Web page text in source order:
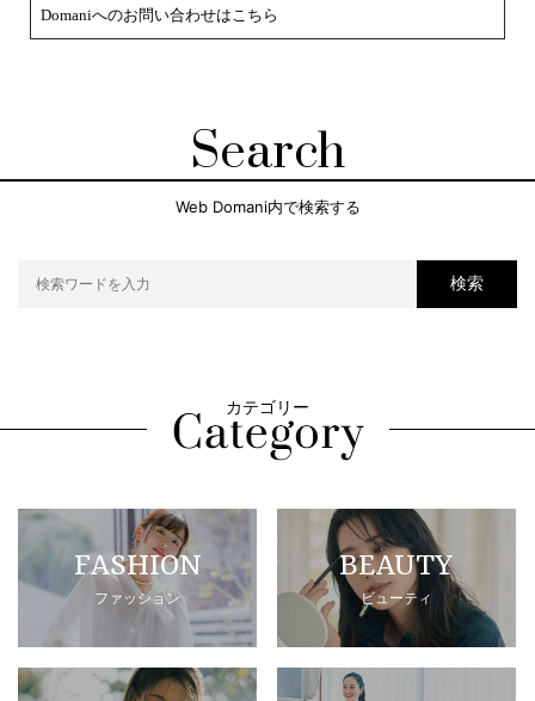
Domaniへのお問い合わせはこちら
Search
Web Domani内で検索する
検索
カテゴリー
FASHION
ファッション
BEAUTY
ビューティ